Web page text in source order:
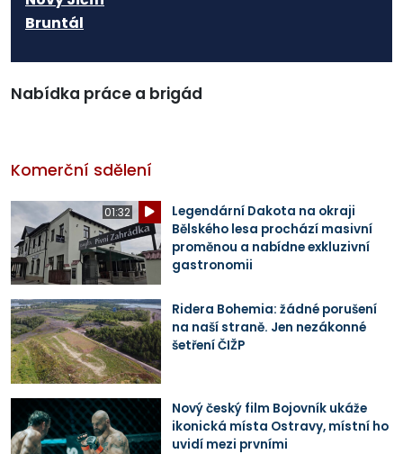
Bruntál
Nabídka práce a brigád
Komerční sdělení
01:32
Legendární Dakota na okraji
Bělského lesa prochází masivní
proměnou a nabídne exkluzivní
gastronomii
Ridera Bohemia: žádné porušení
na naší straně. Jen nezákonné
šetření ČIŽP
Nový český film Bojovník ukáže
ikonická místa Ostravy, místní ho
uvidí mezi prvními